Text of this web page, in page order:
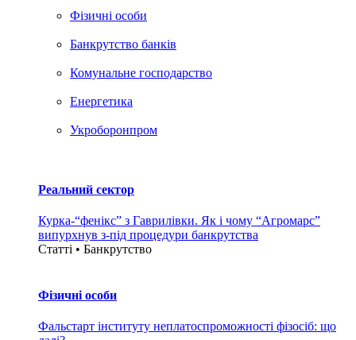
Фізичні особи
Банкрутство банків
Комунальне господарство
Енергетика
Укроборонпром
Реальний сектор
Курка-“фенікс” з Гаврилівки. Як і чому “Агромарс”
випурхнув з-під процедури банкрутства
Статті • Банкрутство
Фізичні особи
Фальстарт інституту неплатоспроможності фізосіб: що